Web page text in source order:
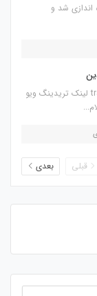
اندازی شد و
tradingview.com/u/halakoei لینک تریدینگ ویو
قبلی بعدی